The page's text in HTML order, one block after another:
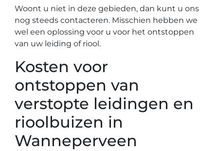
Woont u niet in deze gebieden, dan kunt u ons
nog steeds contacteren. Misschien hebben we
wel een oplossing voor u voor het ontstoppen
van uw leiding of riool.
Kosten voor
ontstoppen van
verstopte leidingen en
rioolbuizen in
Wanneperveen